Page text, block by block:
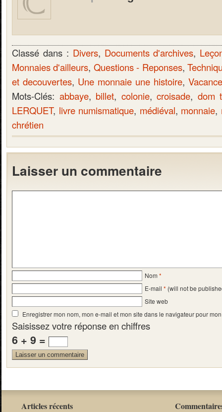
Classé dans : Divers, Documents d'archives,
Monnaies d'ailleurs, Questions - Reponses,
et decouvertes, Une monnaie une histoire,
Mots-Clés: abbaye, billet, colonie, croisade, dom
LERQUET, livre numismatique, médiéval, monnaie,
chrétien
Laisser un commentaire
Nom *
E-mail * (will not be
Site web
Enregistrer mon nom, mon e-mail et mon site dans le navigateur pour
Saisissez votre réponse en chiffres
6 + 9 =
Articles récents